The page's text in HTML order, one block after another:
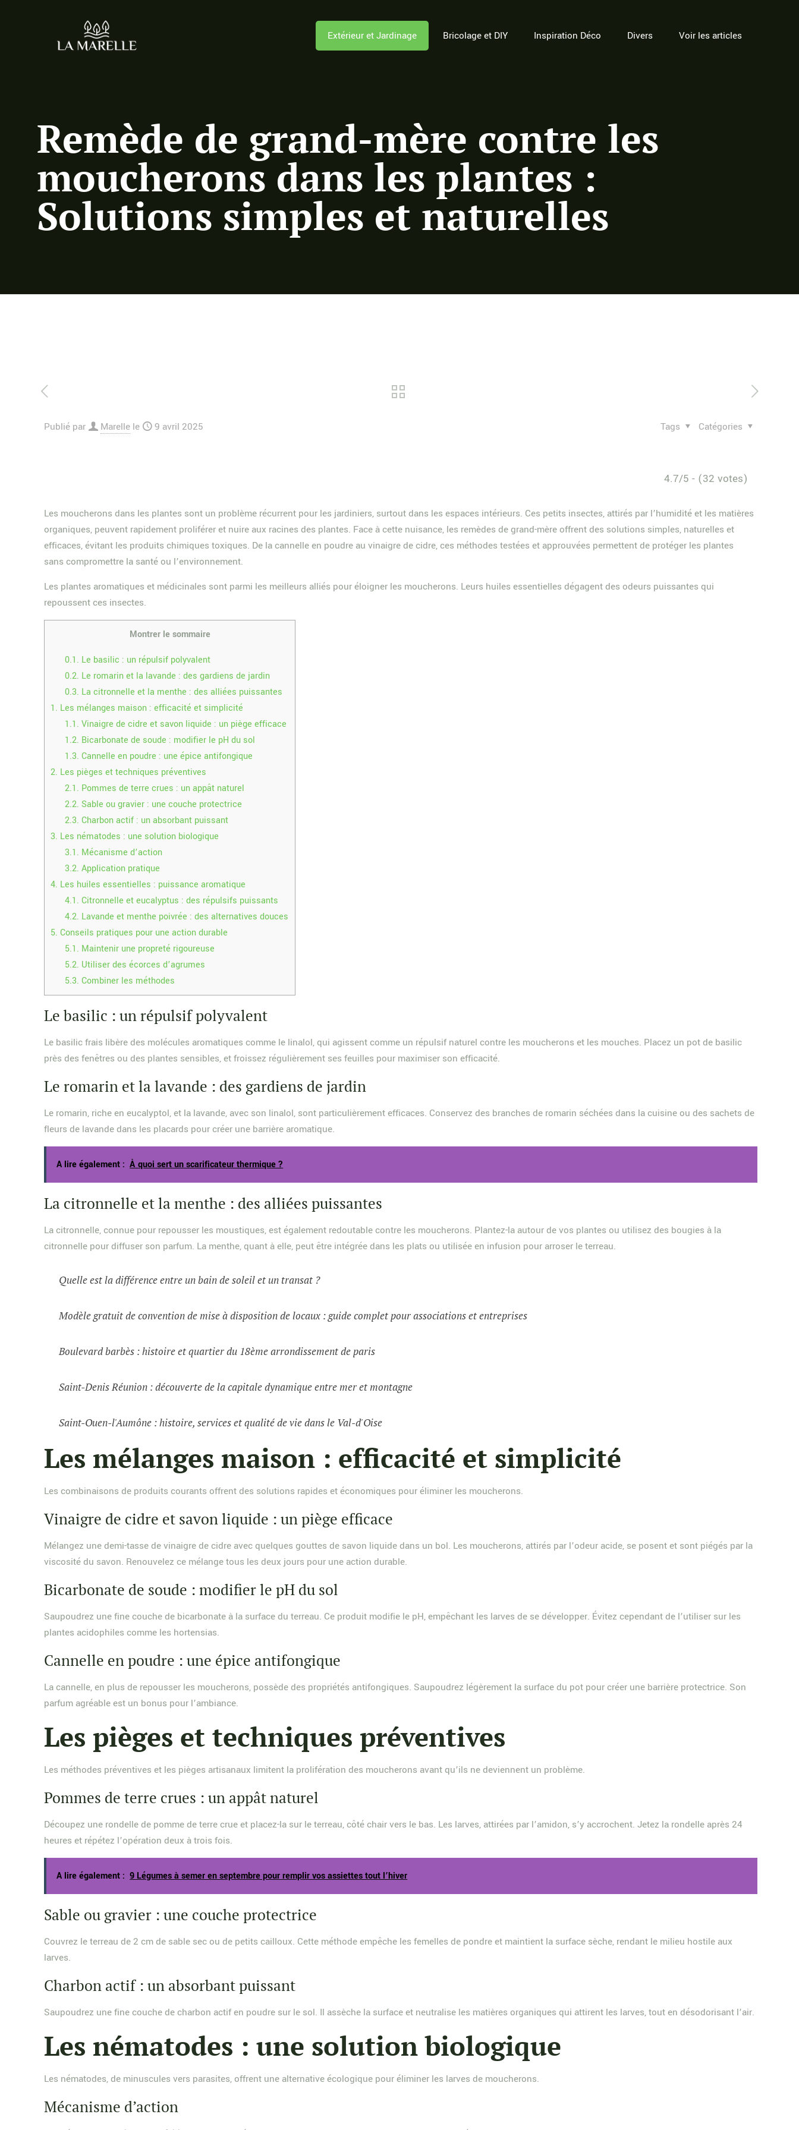
Extérieur et Jardinage Bricolage et DIY Inspiration Déco Divers Voir les articles
Remède de grand-mère contre les
moucherons dans les plantes :
Solutions simples et naturelles
Publié par Marelle le 9 avril 2025 Catégories
Tags
4.7/5 - (32 votes)
Les moucherons dans les plantes sont un problème récurrent pour les jardiniers, surtout dans les espaces intérieurs. Ces petits insectes, attirés par l’humidité et les matières
organiques, peuvent rapidement proliférer et nuire aux racines des plantes. Face à cette nuisance, les remèdes de grand-mère offrent des solutions simples, naturelles et
efficaces, évitant les produits chimiques toxiques. De la cannelle en poudre au vinaigre de cidre, ces méthodes testées et approuvées permettent de protéger les plantes
sans compromettre la santé ou l’environnement.
Les plantes aromatiques et médicinales sont parmi les meilleurs alliés pour éloigner les moucherons. Leurs huiles essentielles dégagent des odeurs puissantes qui
repoussent ces insectes.
Montrer le sommaire
0.1. Le basilic : un répulsif polyvalent
0.2. Le romarin et la lavande : des gardiens de jardin
0.3. La citronnelle et la menthe : des alliées puissantes
1. Les mélanges maison : efficacité et simplicité
1.1. Vinaigre de cidre et savon liquide : un piège efficace
1.2. Bicarbonate de soude : modifier le pH du sol
1.3. Cannelle en poudre : une épice antifongique
2. Les pièges et techniques préventives
2.1. Pommes de terre crues : un appât naturel
2.2. Sable ou gravier : une couche protectrice
2.3. Charbon actif : un absorbant puissant
3. Les nématodes : une solution biologique
3.1. Mécanisme d’action
3.2. Application pratique
4. Les huiles essentielles : puissance aromatique
4.1. Citronnelle et eucalyptus : des répulsifs puissants
4.2. Lavande et menthe poivrée : des alternatives douces
5. Conseils pratiques pour une action durable
5.1. Maintenir une propreté rigoureuse
5.2. Utiliser des écorces d’agrumes
5.3. Combiner les méthodes
Le basilic : un répulsif polyvalent
Le basilic frais libère des molécules aromatiques comme le linalol, qui agissent comme un répulsif naturel contre les moucherons et les mouches. Placez un pot de basilic
près des fenêtres ou des plantes sensibles, et froissez régulièrement ses feuilles pour maximiser son efficacité.
Le romarin et la lavande : des gardiens de jardin
Le romarin, riche en eucalyptol, et la lavande, avec son linalol, sont particulièrement efficaces. Conservez des branches de romarin séchées dans la cuisine ou des sachets de
fleurs de lavande dans les placards pour créer une barrière aromatique.
A lire également : À quoi sert un scarificateur thermique ?
La citronnelle et la menthe : des alliées puissantes
La citronnelle, connue pour repousser les moustiques, est également redoutable contre les moucherons. Plantez-la autour de vos plantes ou utilisez des bougies à la
citronnelle pour diffuser son parfum. La menthe, quant à elle, peut être intégrée dans les plats ou utilisée en infusion pour arroser le terreau.
Quelle est la différence entre un bain de soleil et un transat ?
Modèle gratuit de convention de mise à disposition de locaux : guide complet pour associations et entreprises
Boulevard barbès : histoire et quartier du 18ème arrondissement de paris
Saint-Denis Réunion : découverte de la capitale dynamique entre mer et montagne
Saint-Ouen-l'Aumône : histoire, services et qualité de vie dans le Val-d'Oise
Les mélanges maison : efficacité et simplicité
Les combinaisons de produits courants offrent des solutions rapides et économiques pour éliminer les moucherons.
Vinaigre de cidre et savon liquide : un piège efficace
Mélangez une demi-tasse de vinaigre de cidre avec quelques gouttes de savon liquide dans un bol. Les moucherons, attirés par l’odeur acide, se posent et sont piégés par la
viscosité du savon. Renouvelez ce mélange tous les deux jours pour une action durable.
Bicarbonate de soude : modifier le pH du sol
Saupoudrez une fine couche de bicarbonate à la surface du terreau. Ce produit modifie le pH, empêchant les larves de se développer. Évitez cependant de l’utiliser sur les
plantes acidophiles comme les hortensias.
Cannelle en poudre : une épice antifongique
La cannelle, en plus de repousser les moucherons, possède des propriétés antifongiques. Saupoudrez légèrement la surface du pot pour créer une barrière protectrice. Son
parfum agréable est un bonus pour l’ambiance.
Les pièges et techniques préventives
Les méthodes préventives et les pièges artisanaux limitent la prolifération des moucherons avant qu’ils ne deviennent un problème.
Pommes de terre crues : un appât naturel
Découpez une rondelle de pomme de terre crue et placez-la sur le terreau, côté chair vers le bas. Les larves, attirées par l’amidon, s’y accrochent. Jetez la rondelle après 24
heures et répétez l’opération deux à trois fois.
A lire également : 9 Légumes à semer en septembre pour remplir vos assiettes tout l’hiver
Sable ou gravier : une couche protectrice
Couvrez le terreau de 2 cm de sable sec ou de petits cailloux. Cette méthode empêche les femelles de pondre et maintient la surface sèche, rendant le milieu hostile aux
larves.
Charbon actif : un absorbant puissant
Saupoudrez une fine couche de charbon actif en poudre sur le sol. Il assèche la surface et neutralise les matières organiques qui attirent les larves, tout en désodorisant l’air.
Les nématodes : une solution biologique
Les nématodes, de minuscules vers parasites, offrent une alternative écologique pour éliminer les larves de moucherons.
Mécanisme d’action